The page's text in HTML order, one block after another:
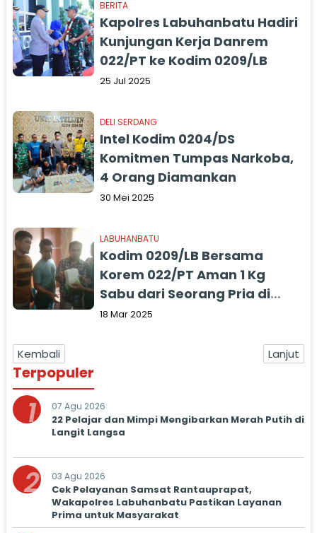
BERITA
Kapolres Labuhanbatu Hadiri
Kunjungan Kerja Danrem
022/PT ke Kodim 0209/LB
25 Jul 2025
DELI SERDANG
Intel Kodim 0204/DS
Komitmen Tumpas Narkoba,
4 Orang Diamankan
30 Mei 2025
LABUHANBATU
Kodim 0209/LB Bersama
Korem 022/PT Aman 1 Kg
Sabu dari Seorang Pria di
Kos-kosan
18 Mar 2025
Kembali Lanjut
Terpopuler
1 07 Agu 2026
22 Pelajar dan Mimpi Mengibarkan Merah Putih di
Langit Langsa
2 03 Agu 2026
Cek Pelayanan Samsat Rantauprapat,
Wakapolres Labuhanbatu Pastikan Layanan
Prima untuk Masyarakat